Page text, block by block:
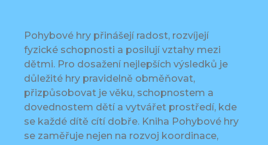
Pohybové hry přinášejí radost, rozvíjejí
fyzické schopnosti a posilují vztahy mezi
dětmi. Pro dosažení nejlepších výsledků je
důležité hry pravidelně obměňovat,
přizpůsobovat je věku, schopnostem a
dovednostem dětí a vytvářet prostředí, kde
se každé dítě cítí dobře. Kniha Pohybové hry
se zaměřuje nejen na rozvoj koordinace,